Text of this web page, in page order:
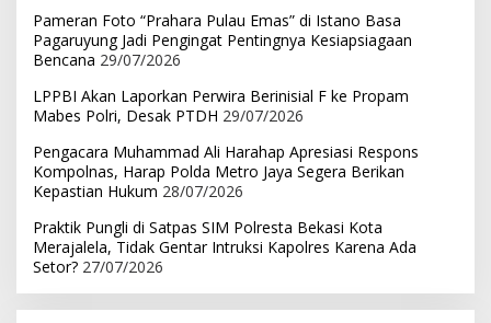
Pameran Foto “Prahara Pulau Emas” di Istano Basa
Pagaruyung Jadi Pengingat Pentingnya Kesiapsiagaan
Bencana 29/07/2026
LPPBI Akan Laporkan Perwira Berinisial F ke Propam
Mabes Polri, Desak PTDH 29/07/2026
Pengacara Muhammad Ali Harahap Apresiasi Respons
Kompolnas, Harap Polda Metro Jaya Segera Berikan
Kepastian Hukum 28/07/2026
Praktik Pungli di Satpas SIM Polresta Bekasi Kota
Merajalela, Tidak Gentar Intruksi Kapolres Karena Ada
Setor? 27/07/2026